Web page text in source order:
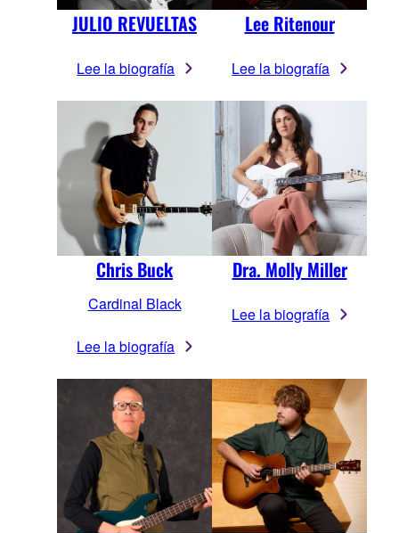
JULIO REVUELTAS
Lee la biografía
Lee Ritenour
Lee la biografía
Chris Buck
Cardinal Black
Lee la biografía
Dra. Molly Miller
Lee la biografía